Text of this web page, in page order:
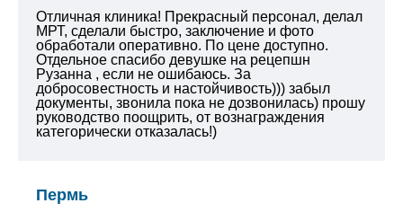
Отличная клиника! Прекрасный персонал, делал
МРТ, сделали быстро, заключение и фото
обработали оперативно. По цене доступно.
Отдельное спасибо девушке на рецепшн
Рузанна , если не ошибаюсь. За
добросовестность и настойчивость))) забыл
документы, звонила пока не дозвонилась) прошу
руководство поощрить, от вознаграждения
категорически отказалась!)
Пермь